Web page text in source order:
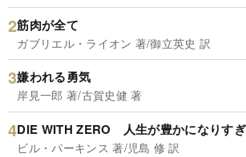
筋肉が全て
ガブリエル・ライオン 著/御立英史 訳
嫌われる勇気
岸見一郎 著/古賀史健 著
DIE WITH ZERO 人生が豊かになりす
ビル・パーキンス 著/児島 修 訳